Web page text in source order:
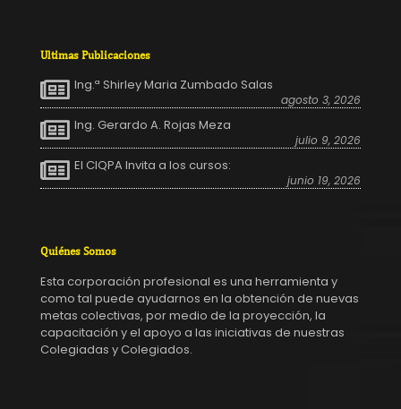
Ultimas Publicaciones
Ing.ª Shirley Maria Zumbado Salas
agosto 3, 2026
Ing. Gerardo A. Rojas Meza
julio 9, 2026
El CIQPA Invita a los cursos:
junio 19, 2026
Quiénes Somos
Esta corporación profesional es una herramienta y
como tal puede ayudarnos en la obtención de nuevas
metas colectivas, por medio de la proyección, la
capacitación y el apoyo a las iniciativas de nuestras
Colegiadas y Colegiados.